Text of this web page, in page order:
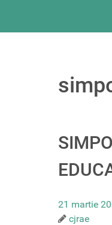
21 martie
cjrae